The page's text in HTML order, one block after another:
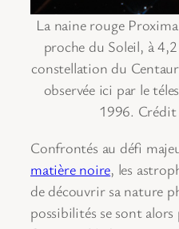
La naine rouge
proche du Soleil, à
constellation du
observée ici par le
1996. Crédit
Confrontés au défi
matière noire, les
de découvrir sa nature
possibilités se sont alors